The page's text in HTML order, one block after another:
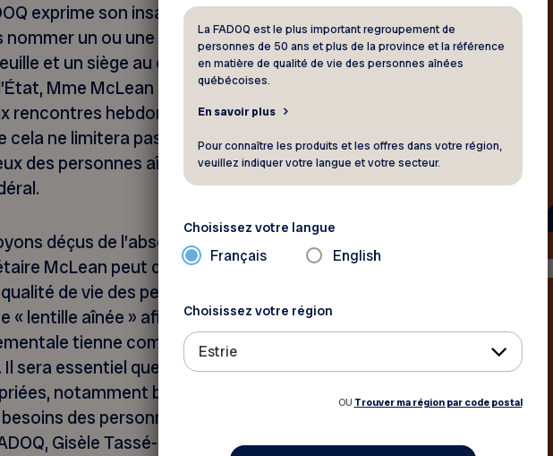
exprime son insatisfaction relativement à la
nommer un ou une ministre des Aînés avec
et un siège au conseil des ministres. En
Mme McLean relèvera d’un ministère et
rencontres hebdomadaires du cabinet. La
cela ne limitera pas l’influence politique directe
des personnes aînées au sein du
déçus de l’absence d’un ou d’une ministre
McLean peut compter sur notre soutien
de vie des personnes aînées au Canada.
« lentille aînée » afin de garantir que chaque
tienne compte de la réalité des
sera essentiel que son rôle s’accompagne de
notamment budgétaires, pour répondre
des personnes aînées », a affirmé la
Gisèle Tassé-Goodman.
La FADOQ est le plus important regroupement de
personnes de 50 ans et plus de la province et la référence
en matière de qualité de vie des personnes aînées
québécoises.
En savoir plus
Pour connaître les produits et les offres dans votre région,
veuillez indiquer votre langue et votre secteur.
Choisissez votre langue
Français English
Choisissez votre région
Estrie
OU Trouver ma région par code postal